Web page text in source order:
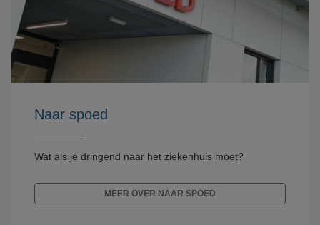
Naar spoed
Wat als je dringend naar het ziekenhuis moet?
MEER OVER NAAR SPOED